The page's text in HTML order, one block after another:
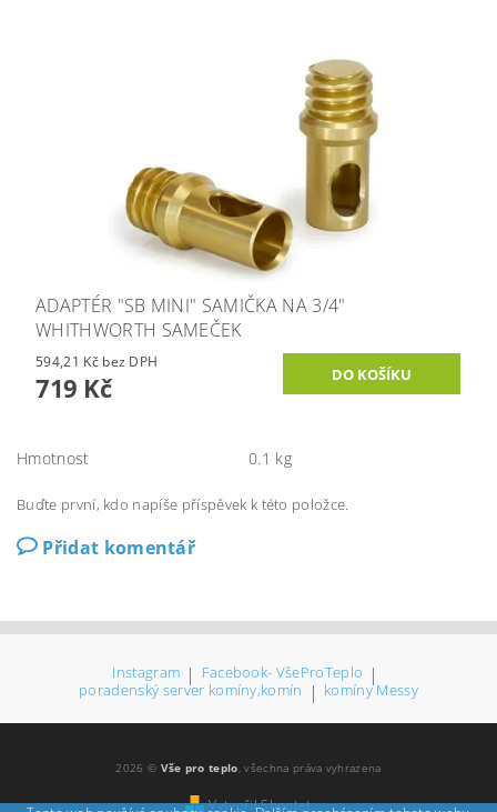
ADAPTÉR "SB MINI" SAMIČKA NA 3/4"
WHITHWORTH SAMEČEK
594,21 Kč bez DPH
719 Kč
Hmotnost 0.1 kg
Buďte první, kdo napíše příspěvek k této položce.
Přidat komentář
Instagram | Facebook- VšeProTeplo |
poradenský server komíny,komín | komíny Messy
2026 © Vše pro teplo, všechna práva vyhrazena
Vytvořil Shoptet